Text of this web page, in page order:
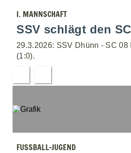
I. MANNSCHAFT
SSV schlägt den
29.3.2026: SSV Dhünn - SC
(1:0).
FUSSBALL-JUGEND